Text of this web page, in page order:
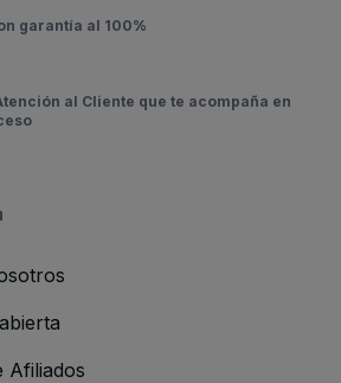
garantía al 100%
al Cliente que te acompaña en
Afiliados